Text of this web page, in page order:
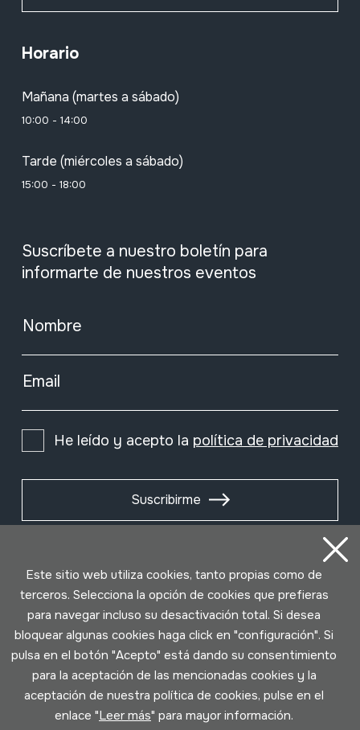
Horario
Mañana (martes a sábado)
10:00 - 14:00
Tarde (miércoles a sábado)
15:00 - 18:00
Suscríbete a nuestro boletín para
informarte de nuestros eventos
Nombre
Email
He leído y acepto la política de privacidad
Suscribirme
Condiciones de uso
Política de privacidad
Política de cookies
Este sitio web utiliza cookies, tanto propias como de
terceros. Selecciona la opción de cookies que prefieras
para navegar incluso su desactivación total. Si desea
bloquear algunas cookies haga click en "configuración". Si
pulsa en el botón "Acepto" está dando su consentimiento
para la aceptación de las mencionadas cookies y la
aceptación de nuestra política de cookies, pulse en el
enlace "Leer más" para mayor información.